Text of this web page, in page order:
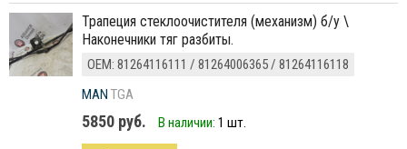
трапеция стеклоочистителя (механизм) б/у \
Наконечники тяг разбиты.
ОЕМ: 81264116111 / 81264006365 / 81264116118
MAN TGA
5850 руб. В наличии: 1 шт.